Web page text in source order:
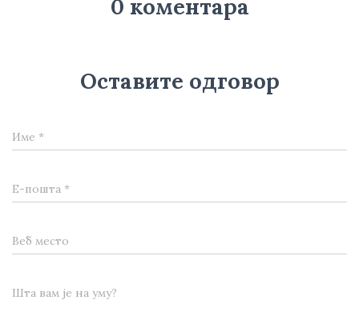
0 коментара
Оставите одговор
Име *
Е-пошта *
Веб место
Шта вам је на уму?